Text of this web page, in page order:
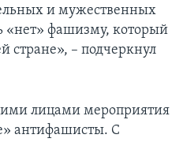
и мужественных
«нет» фашизму, который
стране», – подчеркнул
лицами мероприятия
антифашисты. С